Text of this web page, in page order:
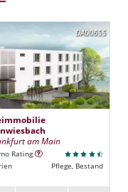
DA00655
am Main
Rating
Pflege, Bestand